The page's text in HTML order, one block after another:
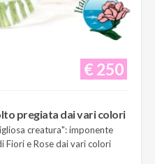
€ 250
pregiata dai vari colori
creatura": imponente
Fiori e Rose dai vari colori